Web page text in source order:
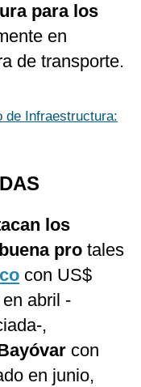
para los
en
de transporte.
de Infraestructura:
los
pro tales
con US$
abril -
,
con
en junio,